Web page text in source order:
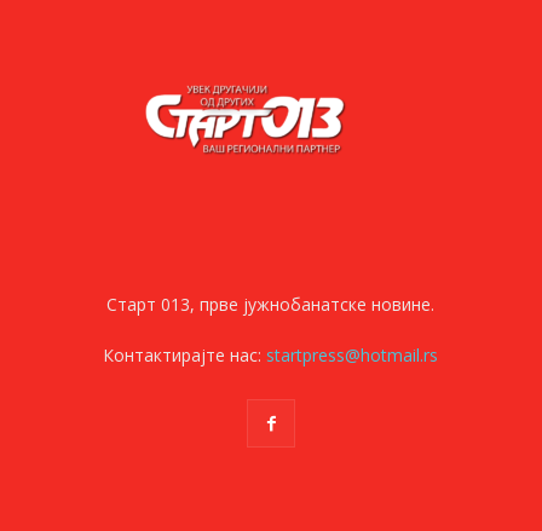
Старт 013, прве јужнобанатске новине.
Контактирајте нас: startpress@hotmail.rs